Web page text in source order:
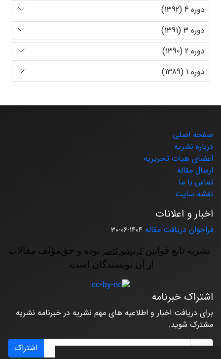
دوره 4 (1392)
دوره 3 (1391)
دوره 2 (1390)
دوره 1 (1389)
صفحه اصلی
درباره نشریه
اعضای هیات تحریریه
ارسال مقاله
تماس با ما
نقشه سایت
اخبار و اعلانات
فراخوان دریافت مقاله 1404-06-30
نشریه تابع قوانین کرییتیو کامنز بوده و حق‌مؤلف مقالات
از آن نویسندگان است.
اشتراک خبرنامه
برای دریافت اخبار و اطلاعیه های مهم نشریه در خبرنامه نشریه
مشترک شوید.
اشتراک